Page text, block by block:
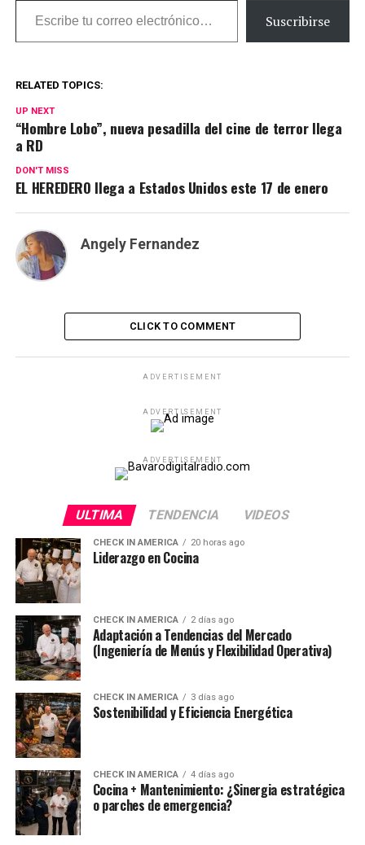
Suscribirse
RELATED TOPICS:
UP NEXT
“Hombre Lobo”, nueva pesadilla del cine de terror llega
a RD
DON'T MISS
EL HEREDERO llega a Estados Unidos este 17 de enero
Angely Fernandez
CLICK TO COMMENT
ADVERTISEMENT
ADVERTISEMENT
ADVERTISEMENT
ULTIMA TENDENCIA VIDEOS
CHECK IN AMERICA 20 horas ago
Liderazgo en Cocina
CHECK IN AMERICA 2 días ago
Adaptación a Tendencias del Mercado
(Ingeniería de Menús y Flexibilidad Operativa)
CHECK IN AMERICA 3 días ago
Sostenibilidad y Eficiencia Energética
CHECK IN AMERICA 4 días ago
Cocina + Mantenimiento: ¿Sinergia estratégica
o parches de emergencia?